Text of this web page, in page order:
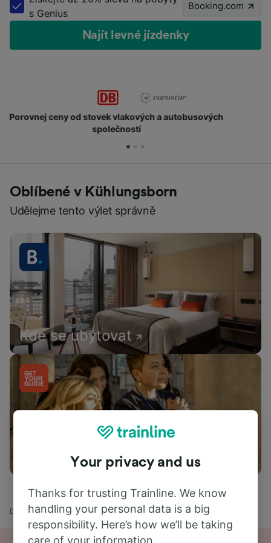
s Genius
Booking.com
Najít levné jízdenky
Získejte body a slevy
Oblíbené v Kühlungsborn
Udělejme tento výlet správně
Kde se ubytovat
Co dělat
Domů Odjezdy vlaků Berlin - Kühlungsborn
Your privacy and us
Thanks for trusting Trainline. We know
handling your personal data is a big
responsibility. Here’s how we’ll be taking
care of your information.